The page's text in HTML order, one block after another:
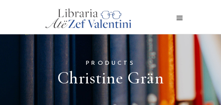
PRODUCTS
Christine Grän